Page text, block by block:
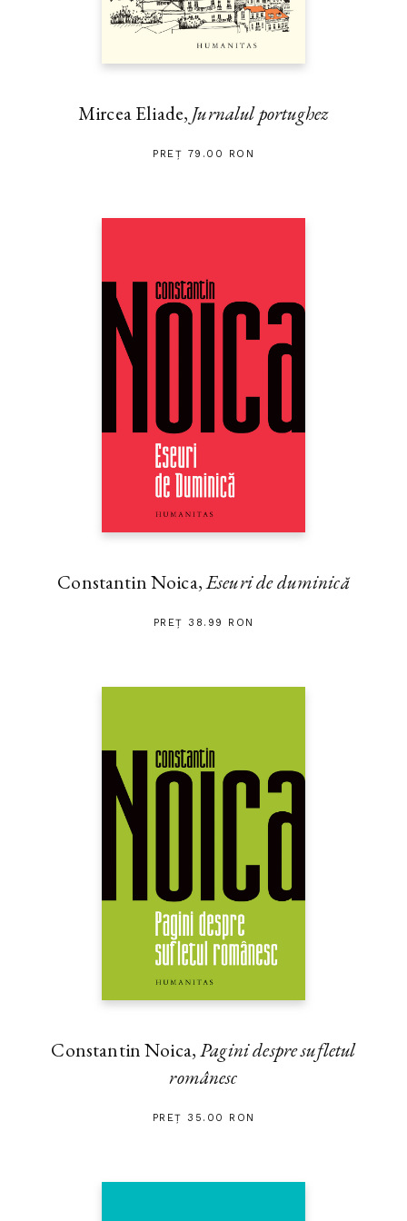
Mircea Eliade, Jurnalul portughez
PREȚ 79.00 RON
Constantin Noica,Eseuri de duminică
PREȚ 38.99 RON
Constantin Noica,Pagini despre sufletul
românesc
PREȚ 35.00 RON